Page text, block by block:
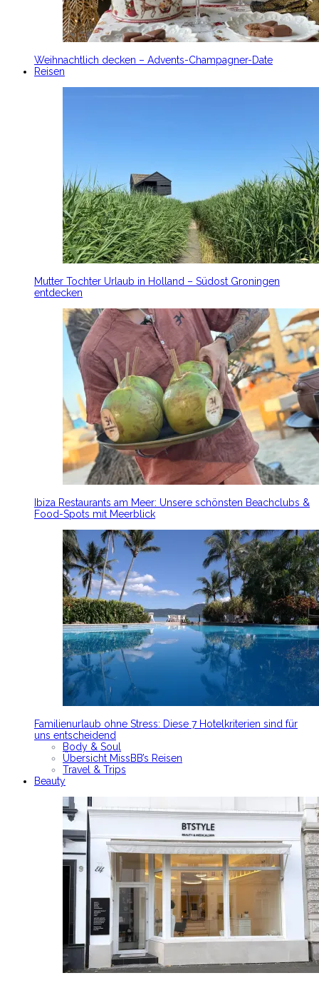
Weihnachtlich decken – Advents-Champagner-Date
Reisen
Mutter Tochter Urlaub in Holland – Südost Groningen
entdecken
Ibiza Restaurants am Meer: Unsere schönsten Beachclubs &
Food-Spots mit Meerblick
Familienurlaub ohne Stress: Diese 7 Hotelkriterien sind für
uns entscheidend
Body & Soul
Übersicht MissBB’s Reisen
Travel & Trips
Beauty